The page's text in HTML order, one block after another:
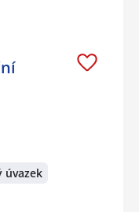
úvazek